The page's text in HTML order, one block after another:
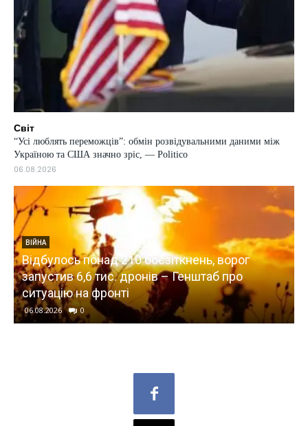
Світ
“Усі люблять переможців”: обмін розвідувальними даними між
Україною та США значно зріс, — Politico
06.08.2026
ворог
про
СВІТ
“Усі люблять переможців”: обмін
розвідувальними даними між
США значно зріс, — Politico
06.08.2026 0